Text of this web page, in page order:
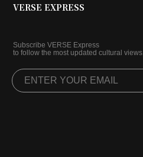
VERSE EXPRESS
Subscribe VERSE Express
to follow the most updated cultural views.